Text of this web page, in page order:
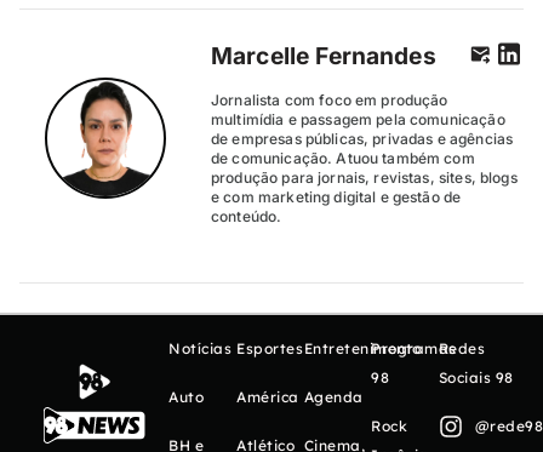
Marcelle Fernandes
Jornalista com foco em produção
multimídia e passagem pela comunicação
de empresas públicas, privadas e agências
de comunicação. Atuou também com
produção para jornais, revistas, sites, blogs
e com marketing digital e gestão de
conteúdo.
Notícias
Auto
BH e
Esportes
América
Atlético
Entretenimento
Agenda
Cinema,
Programas
98
Rock
Redes
Sociais 98